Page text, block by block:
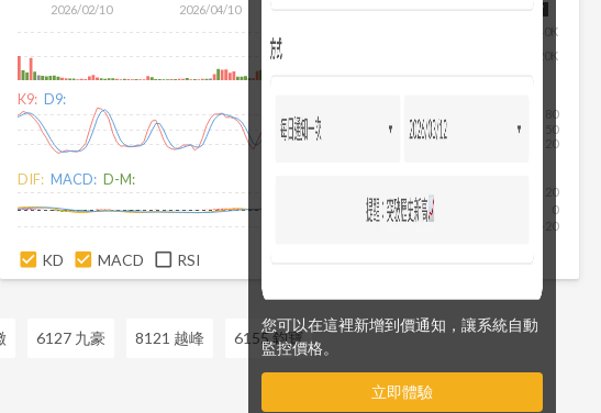
您可以在這裡新增到價通知，讓系統自動
監控價格。
立即體驗
2026/02/10 2026/04/10 2026/08/07
20K
40K
K9: D9:
20
50
80
DIF: MACD: D-M:
-20
0
20
KD MACD RSI
6127 九豪 8121 越峰 6155 鈞寶